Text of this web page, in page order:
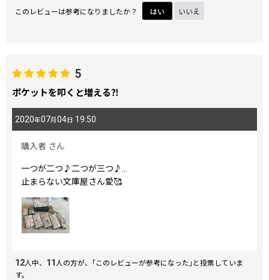
このレビューは参考になりましたか？ はい いいえ
5
ポケットを叩くと増える⁈
2020年07月04日 19:50
購入者 さん
一つが二つ♪二つが三つ♪…
止まらない文庫屋さん愛🥰
12人中、 11 人の方が、｢このレビューが参考になった｣と投票していま
す。